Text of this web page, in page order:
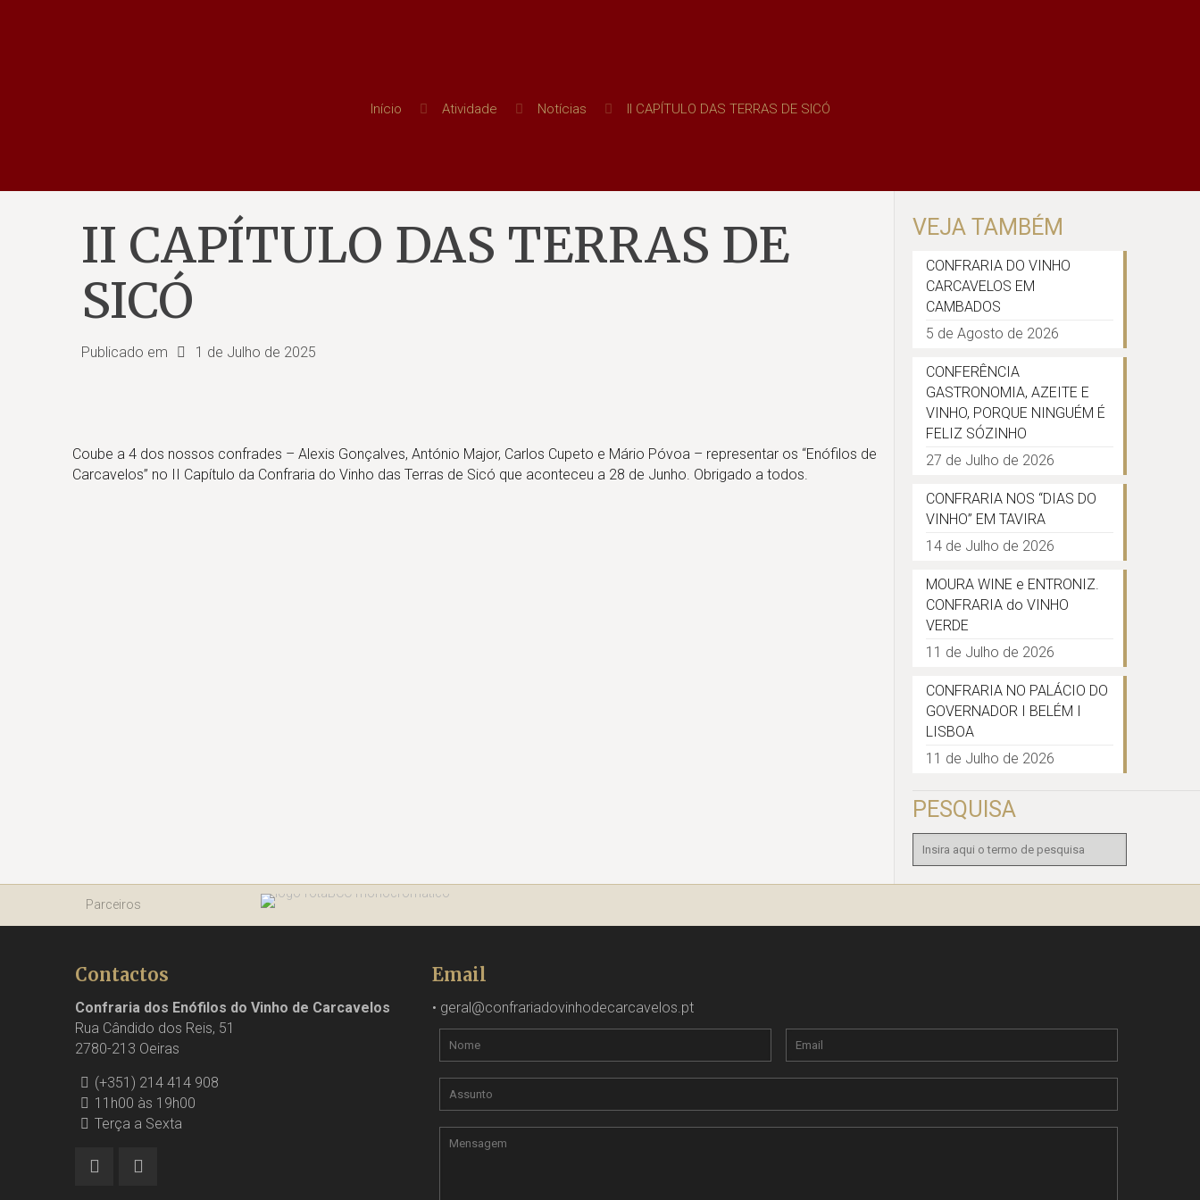
Início Atividade Notícias II CAPÍTULO DAS TERRAS DE SICÓ
II CAPÍTULO DAS TERRAS DE
SICÓ
Publicado em 1 de Julho de 2025
Coube a 4 dos nossos confrades – Alexis Gonçalves, António Major, Carlos Cupeto e Mário Póvoa – representar os “Enófilos de
Carcavelos” no II Capítulo da Confraria do Vinho das Terras de Sicó que aconteceu a 28 de Junho. Obrigado a todos.
VEJA TAMBÉM
CONFRARIA DO VINHO
CARCAVELOS EM
CAMBADOS
5 de Agosto de 2026
CONFERÊNCIA
GASTRONOMIA, AZEITE E
VINHO, PORQUE NINGUÉM É
FELIZ SÓZINHO
27 de Julho de 2026
CONFRARIA NOS “DIAS DO
VINHO” EM TAVIRA
14 de Julho de 2026
MOURA WINE e ENTRONIZ.
CONFRARIA do VINHO
VERDE
11 de Julho de 2026
CONFRARIA NO PALÁCIO DO
GOVERNADOR I BELÉM I
LISBOA
11 de Julho de 2026
PESQUISA
Parceiros
Contactos
Confraria dos Enófilos do Vinho de Carcavelos
Rua Cândido dos Reis, 51
2780-213 Oeiras
(+351) 214 414 908
11h00 às 19h00
Terça a Sexta
Email
• geral@confrariadovinhodecarcavelos.pt